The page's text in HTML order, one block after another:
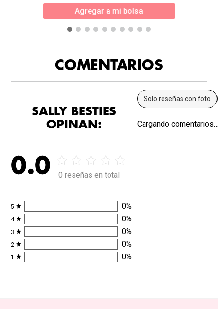
Agregar a mi bolsa
COMENTARIOS
SALLY BESTIES
OPINAN:
0.0 0 reseñas en total
5 0%
4 0%
3 0%
2 0%
1 0%
Solo reseñas con foto
Cargando